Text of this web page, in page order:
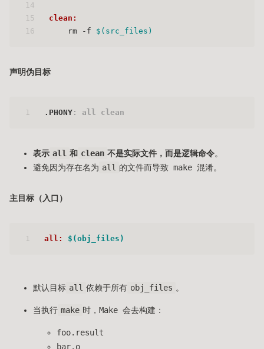
14
15
16
clean:
    rm -f
$(src_files)
声明伪目标
1 .PHONY : all clean
表示 all 和 clean 不是实际文件，而是逻辑命令。
避免因为存在名为 all 的文件而导致 make 混淆。
主目标（入口）
1 all: $(obj_files)
默认目标 all 依赖于所有 obj_files 。
当执行 make 时，Make 会去构建：
foo.result
bar.o